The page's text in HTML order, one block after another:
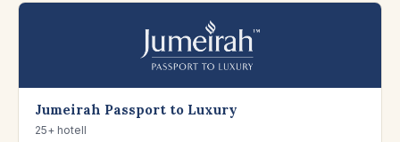
Jumeirah Passport to Luxury
25+ hotell